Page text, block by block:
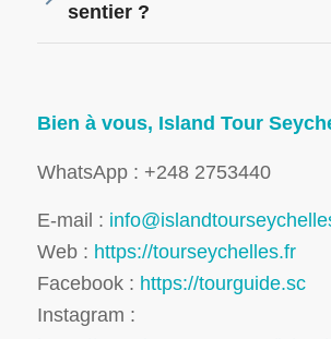
sentier ?
Bien à vous, Island Tour
WhatsApp : +248 2753440
E-mail :
Web : https://tourseychelles.fr
Facebook : https://tourguide.sc
Instagram :